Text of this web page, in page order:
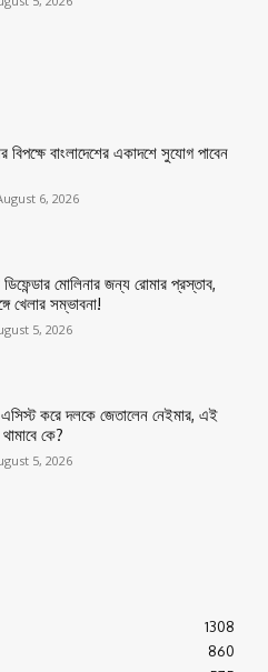
বিপক্ষে বাংলাদেশের একাদশে সুযোগ পাবেন
6, 2026
ডিফেন্ডার মোলিনার জন্য রোমার প্রস্তাব,
খেলার সম্ভাবনা!
5, 2026
এসিস্ট করে দলকে জেতালেন নেইমার, এই
কে?
5, 2026
1308
860